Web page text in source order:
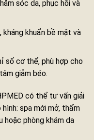
sóc da, phục hồi và
kháng khuẩn bề mặt và
số cơ thể, phù hợp cho
giảm béo.
có thể tư vấn giải
spa mới mở, thẩm
hoặc phòng khám da